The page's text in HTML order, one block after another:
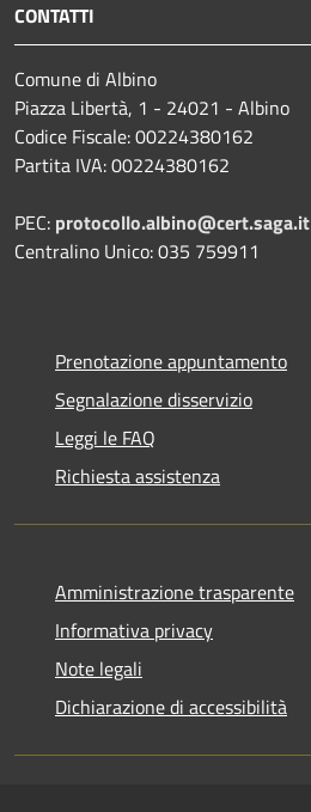
CONTATTI
Comune di Albino
Piazza Libertà, 1 - 24021 - Albino
Codice Fiscale: 00224380162
Partita IVA: 00224380162
PEC: protocollo.albino@cert.saga.it
Centralino Unico: 035 759911
Prenotazione appuntamento
Segnalazione disservizio
Leggi le FAQ
Richiesta assistenza
Amministrazione trasparente
Informativa privacy
Note legali
Dichiarazione di accessibilità